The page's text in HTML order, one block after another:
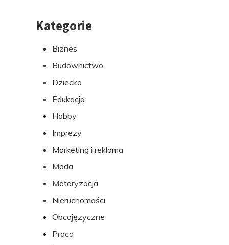
PrzejdźKategorie
Biznes
Budownictwo
Dziecko
Edukacja
Hobby
Imprezy
Marketing i reklama
Moda
Motoryzacja
Nieruchomości
Obcojęzyczne
Praca